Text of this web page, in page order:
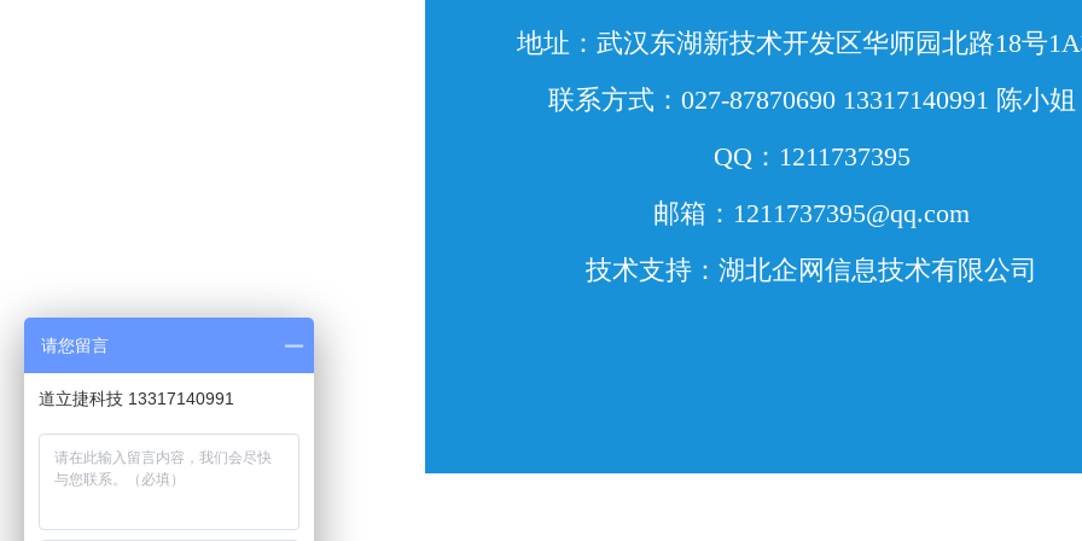
为盐酸盐，因考虑到在压片过程中可
子交换现象，标准规定用氯化钾(也同
氯化钾压片和溴化钾压片后测得的光
没有区别，则可使用溴化钾进行压片
平称量后加入，并且每种样品的对红
地址：武汉东湖新技术开发区华师园北路18号
联系方式：027-87870690 13317140991 陈小姐
QQ：1211737395
邮箱：1211737395@qq.com
技术支持：湖北企网信息技术有限公司
请您留言
道立捷科技 13317140991